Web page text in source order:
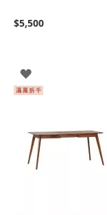
$5,500
登
入